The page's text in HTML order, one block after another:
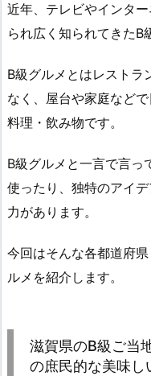
近年、テレビやインタ
られ広く知られてきたB
B級グルメとはレストラ
なく、屋台や家庭など
料理・飲み物です。
B級グルメと一言で言っ
使ったり、独特のアイ
力があります。
今回はそんな各都道府
ルメを紹介します。
滋賀県のB級ご当
の庶民的な美味